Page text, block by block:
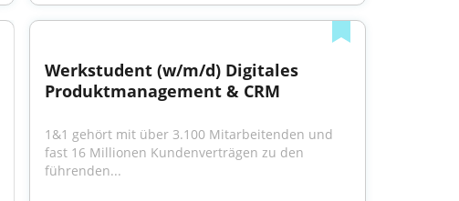
Werkstudent (w/m/d) Digitales
Produktmanagement & CRM
1&1 gehört mit über 3.100 Mitarbeitenden und
fast 16 Millionen Kundenverträgen zu den
führenden...